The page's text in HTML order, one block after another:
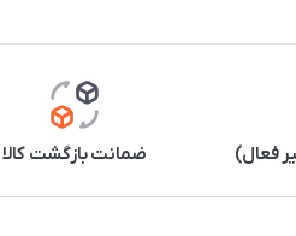
فعال) ضمانت بازگشت کالا